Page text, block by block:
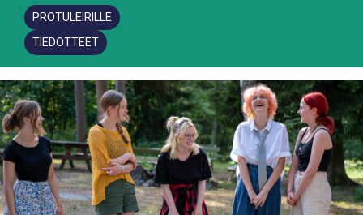
PROTULEIRILLE
TIEDOTTEET